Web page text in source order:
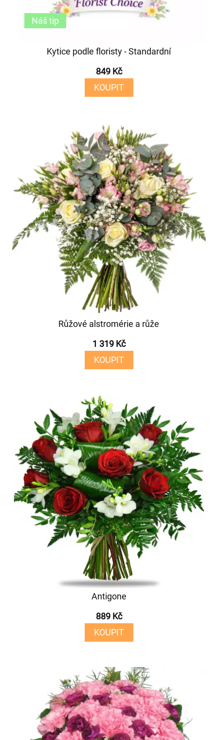
Kytice podle floristy - Standardní
849 Kč
KOUPIT
Náš tip
Růžové alstromérie a růže
1 319 Kč
KOUPIT
Antigone
889 Kč
KOUPIT